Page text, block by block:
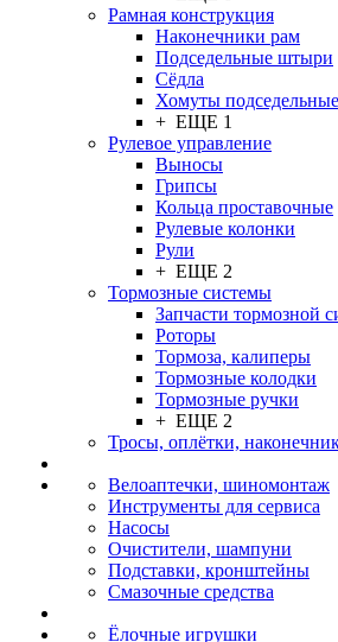
Рамная конструкция
Наконечники рам
Подседельные штыри
Сёдла
Хомуты подседельные
+ ЕЩЕ 1
Рулевое управление
Выносы
Грипсы
Кольца проставочные
Рулевые колонки
Рули
+ ЕЩЕ 2
Тормозные системы
Запчасти тормозной
Роторы
Тормоза, калиперы
Тормозные колодки
Тормозные ручки
+ ЕЩЕ 2
Тросы, оплётки,
Велоаптечки, шиномонтаж
Инструменты для сервиса
Насосы
Очистители, шампуни
Подставки, кронштейны
Смазочные средства
Ёлочные игрушки